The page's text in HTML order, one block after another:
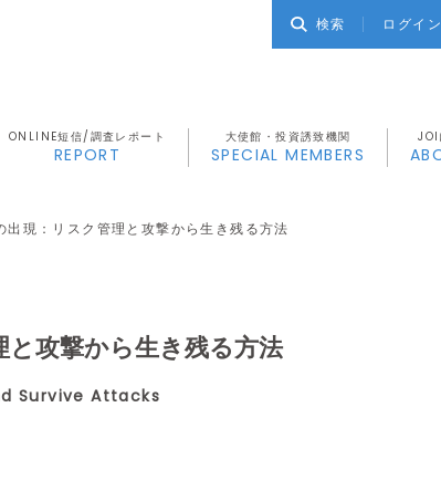
ONLINE短信/調査レポート
REPORT
大使館・投資誘致機関
SPECIAL MEMBERS
JOI
検索 ログイン
現：リスク管理と攻撃から生き残る方法
攻撃から生き残る方法
Survive Attacks